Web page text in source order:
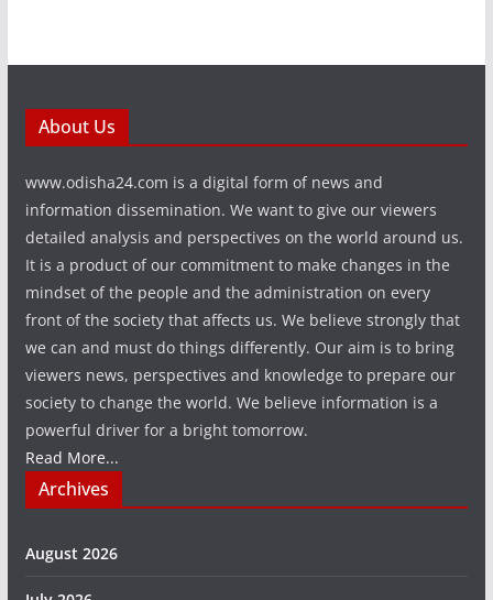
About Us
www.odisha24.com is a digital form of news and
information dissemination. We want to give our viewers
detailed analysis and perspectives on the world around us.
It is a product of our commitment to make changes in the
mindset of the people and the administration on every
front of the society that affects us. We believe strongly that
we can and must do things differently. Our aim is to bring
viewers news, perspectives and knowledge to prepare our
society to change the world. We believe information is a
powerful driver for a bright tomorrow.
Read More...
Archives
August 2026